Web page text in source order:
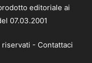
editoriale ai
07.03.2001
- Contattaci